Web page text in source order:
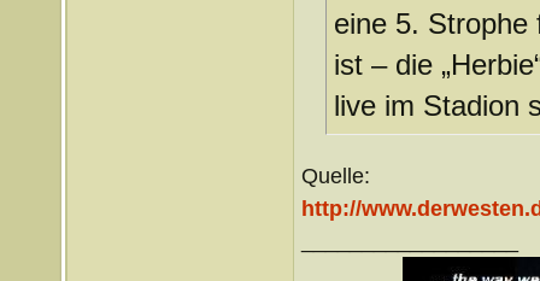
eine 5. Strophe
ist – die
live im Stadion
Quelle:
http://